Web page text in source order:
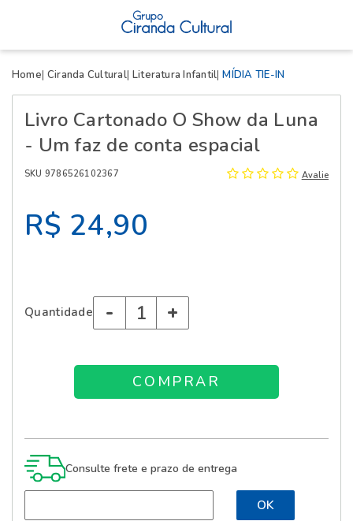
Home Ciranda Cultural Literatura Infantil MÍDIA TIE-IN
Livro Cartonado O Show da Luna
- Um faz de conta espacial
SKU 9786526102367 Avalie
R$ 24,90
Quantidade - +
Consulte frete e prazo de entrega